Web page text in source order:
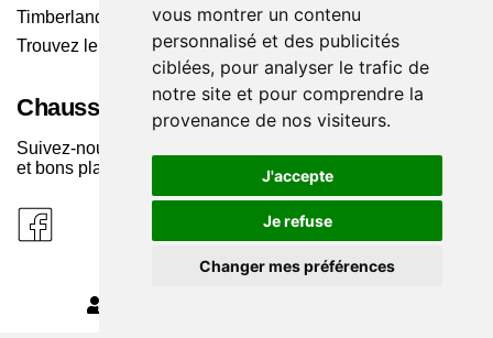
vous montrer un contenu
personnalisé et des publicités
ciblées, pour analyser le trafic de
notre site et pour comprendre la
provenance de nos visiteurs.
J'accepte
Je refuse
Changer mes préférences
Timberland
Trouvez le magasin le plus proche
Chaussuresonline sur les Médias sociaux
Suivez-nous sur les réseaux pour les dernières tendances
et bons plans !